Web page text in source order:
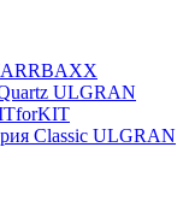
ULGRAN
Classic ULGRAN